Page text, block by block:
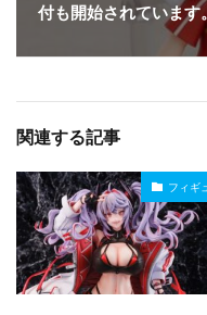
付も開始されています
関連する記事
フィギ